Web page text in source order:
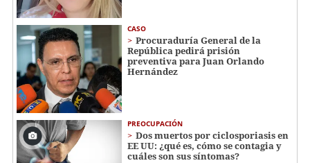
CASO
Procuraduría General de la
República pedirá prisión
preventiva para Juan Orlando
Hernández
PREOCUPACIÓN
Dos muertos por ciclosporiasis en
EE UU: ¿qué es, cómo se contagia y
cuáles son sus síntomas?